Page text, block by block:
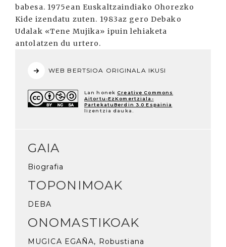
babesa. 1975ean Euskaltzaindiako Ohorezko
Kide izendatu zuten. 1983az gero Debako
Udalak «Tene Mujika» ipuin lehiaketa
antolatzen du urtero.
WEB BERTSIOA ORIGINALA IKUSI
Lan honek Creative Commons
Aitortu-EzKomertziala-
PartekatuBerdin 3.0 Espainia
lizentzia dauka.
GAIA
Biografia
TOPONIMOAK
DEBA
ONOMASTIKOAK
MUGICA EGAÑA, Robustiana